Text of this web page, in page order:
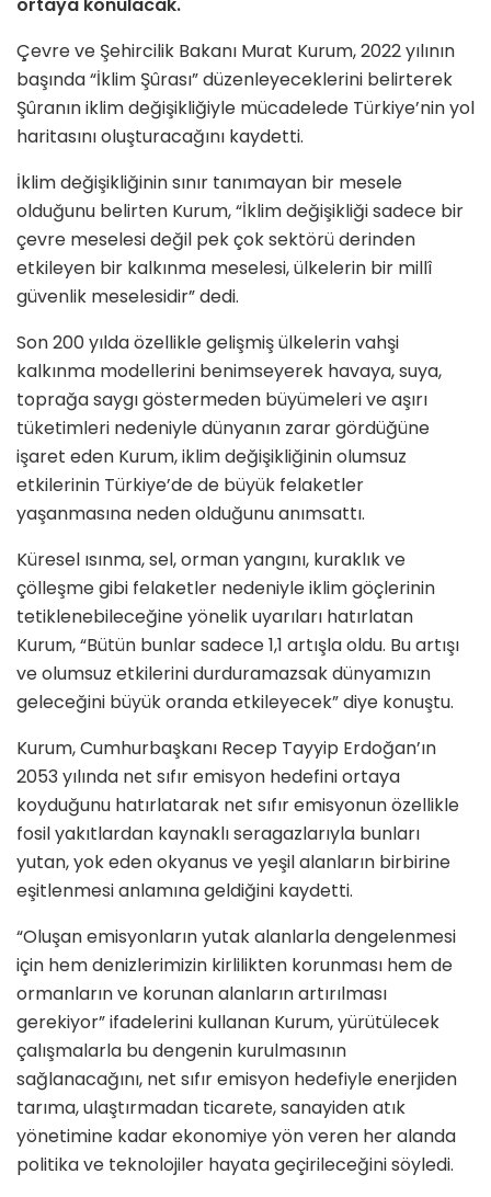
ortaya konulacak.
Çevre ve Şehircilik Bakanı Murat Kurum, 2022 yılının
başında “İklim Şûrası” düzenleyeceklerini belirterek
Şûranın iklim değişikliğiyle mücadelede Türkiye’nin yol
haritasını oluşturacağını kaydetti.
İklim değişikliğinin sınır tanımayan bir mesele
olduğunu belirten Kurum, “İklim değişikliği sadece bir
çevre meselesi değil pek çok sektörü derinden
etkileyen bir kalkınma meselesi, ülkelerin bir millî
güvenlik meselesidir” dedi.
Son 200 yılda özellikle gelişmiş ülkelerin vahşi
kalkınma modellerini benimseyerek havaya, suya,
toprağa saygı göstermeden büyümeleri ve aşırı
tüketimleri nedeniyle dünyanın zarar gördüğüne
işaret eden Kurum, iklim değişikliğinin olumsuz
etkilerinin Türkiye’de de büyük felaketler
yaşanmasına neden olduğunu anımsattı.
Küresel ısınma, sel, orman yangını, kuraklık ve
çölleşme gibi felaketler nedeniyle iklim göçlerinin
tetiklenebileceğine yönelik uyarıları hatırlatan
Kurum, “Bütün bunlar sadece 1,1 artışla oldu. Bu artışı
ve olumsuz etkilerini durduramazsak dünyamızın
geleceğini büyük oranda etkileyecek” diye konuştu.
Kurum, Cumhurbaşkanı Recep Tayyip Erdoğan’ın
2053 yılında net sıfır emisyon hedefini ortaya
koyduğunu hatırlatarak net sıfır emisyonun özellikle
fosil yakıtlardan kaynaklı seragazlarıyla bunları
yutan, yok eden okyanus ve yeşil alanların birbirine
eşitlenmesi anlamına geldiğini kaydetti.
“Oluşan emisyonların yutak alanlarla dengelenmesi
için hem denizlerimizin kirlilikten korunması hem de
ormanların ve korunan alanların artırılması
gerekiyor” ifadelerini kullanan Kurum, yürütülecek
çalışmalarla bu dengenin kurulmasının
sağlanacağını, net sıfır emisyon hedefiyle enerjiden
tarıma, ulaştırmadan ticarete, sanayiden atık
yönetimine kadar ekonomiye yön veren her alanda
politika ve teknolojiler hayata geçirileceğini söyledi.